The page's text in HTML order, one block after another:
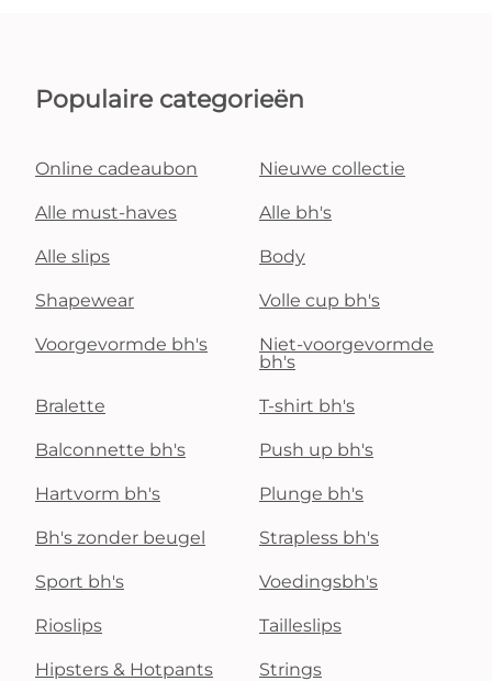
Populaire categorieën
Online cadeaubon Nieuwe collectie
Alle must-haves Alle bh's
Alle slips Body
Shapewear Volle cup bh's
Voorgevormde bh's
Niet-voorgevormde
bh's
Bralette T-shirt bh's
Balconnette bh's Push up bh's
Hartvorm bh's Plunge bh's
Bh's zonder beugel Strapless bh's
Sport bh's Voedingsbh's
Rioslips Tailleslips
Hipsters & Hotpants Strings